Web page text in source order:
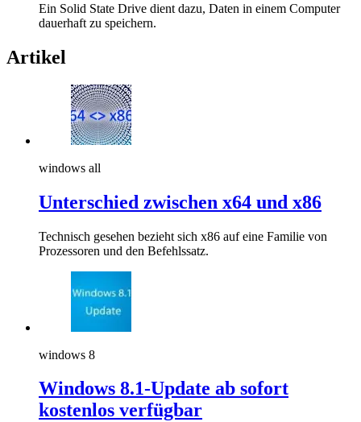
Ein Solid State Drive dient dazu, Daten in einem Computer
dauerhaft zu speichern.
Artikel
windows all
Unterschied zwischen x64 und x86
Technisch gesehen bezieht sich x86 auf eine Familie von
Prozessoren und den Befehlssatz.
windows 8
Windows 8.1-Update ab sofort
kostenlos verfügbar